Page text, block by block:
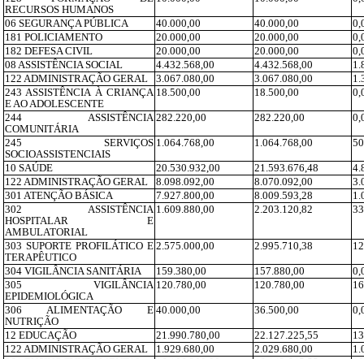
RECURSOS HUMANOS
06 SEGURANÇA PÚBLICA 40.000,00 40.000,00
181 POLICIAMENTO
20.000,00 20.000,00
182 DEFESA CIVIL
20.000,00 20.000,00
08 ASSISTÊNCIA SOCIAL
4.432.568,00 4.432.568,00
122 ADMINISTRAÇÃO GERAL
3.067.080,00 3.067.080,00
243 ASSISTÊNCIA À CRIANÇA
E AO ADOLESCENTE
18.500,00 18.500,00
244 ASSISTÊNCIA
COMUNITÁRIA
282.220,00 282.220,00
245 SERVIÇOS
SOCIOASSISTENCIAIS
1.064.768,00 1.064.768,00
10 SAÚDE 20.530.932,00 21.593.676,48
122 ADMINISTRAÇÃO GERAL
8.098.092,00 8.070.092,00
301 ATENÇÃO BÁSICA
7.927.800,00 8.009.593,28
302 ASSISTÊNCIA
HOSPITALAR E
AMBULATORIAL
1.609.880,00 2.203.120,82
303 SUPORTE PROFILÁTICO E
TERAPÊUTICO
2.575.000,00 2.995.710,38
304 VIGILÂNCIA SANITÁRIA 159.380,00 157.880,00
305 VIGILÂNCIA
EPIDEMIOLÓGICA
120.780,00 120.780,00
306 ALIMENTAÇÃO E
NUTRIÇÃO
40.000,00 36.500,00
12 EDUCAÇÃO 21.990.780,00 22.127.225,55
122 ADMINISTRAÇÃO GERAL
1.929.680,00 2.029.680,00